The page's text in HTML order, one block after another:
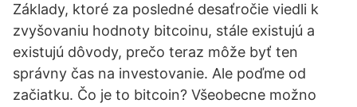
Základy, ktoré za posledné desaťročie viedli k
zvyšovaniu hodnoty bitcoinu, stále existujú a
existujú dôvody, prečo teraz môže byť ten
správny čas na investovanie. Ale poďme od
začiatku. Čo je to bitcoin? Všeobecne možno